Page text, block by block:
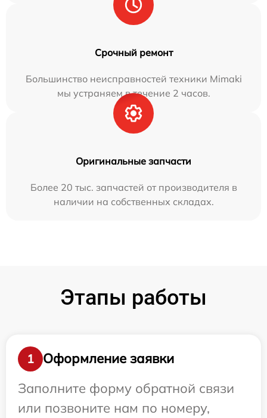
Срочный ремонт
Большинство неисправностей техники Mimaki
мы устраняем в течение 2 часов.
Оригинальные запчасти
Более 20 тыс. запчастей от производителя в
наличии на собственных складах.
Этапы работы
1
Оформление заявки
Заполните форму обратной связи
или позвоните нам по номеру,